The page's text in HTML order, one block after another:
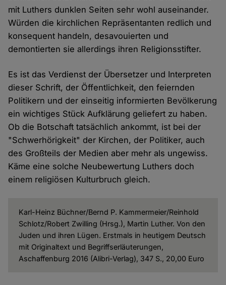
mit Luthers dunklen Seiten sehr wohl auseinander.
Würden die kirchlichen Repräsentanten redlich und
konsequent handeln, desavouierten und
demontierten sie allerdings ihren Religionsstifter.
Es ist das Verdienst der Übersetzer und Interpreten
dieser Schrift, der Öffentlichkeit, den feiernden
Politikern und der einseitig informierten Bevölkerung
ein wichtiges Stück Aufklärung geliefert zu haben.
Ob die Botschaft tatsächlich ankommt, ist bei der
"Schwerhörigkeit" der Kirchen, der Politiker, auch
des Großteils der Medien aber mehr als ungewiss.
Käme eine solche Neubewertung Luthers doch
einem religiösen Kulturbruch gleich.
Karl-Heinz Büchner/Bernd P. Kammermeier/Reinhold
Schlotz/Robert Zwilling (Hrsg.), Martin Luther. Von den
Juden und ihren Lügen. Erstmals in heutigem Deutsch
mit Originaltext und Begriffserläuterungen,
Aschaffenburg 2016 (Alibri-Verlag), 347 S., 20,00 Euro